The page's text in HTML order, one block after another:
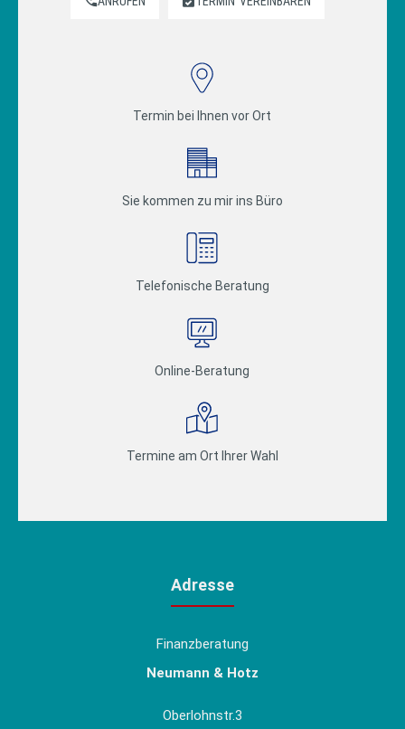
Termin bei Ihnen vor Ort
Sie kommen zu mir ins Büro
Telefonische Beratung
Online-Beratung
Termine am Ort Ihrer Wahl
Adresse
Finanzberatung
Neumann & Hotz
Oberlohnstr.3